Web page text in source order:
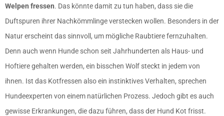
Welpen fressen. Das könnte damit zu tun haben, dass sie die
Duftspuren ihrer Nachkömmlinge verstecken wollen. Besonders in der
Natur erscheint das sinnvoll, um mögliche Raubtiere fernzuhalten.
Denn auch wenn Hunde schon seit Jahrhunderten als Haus- und
Hoftiere gehalten werden, ein bisschen Wolf steckt in jedem von
ihnen. Ist das Kotfressen also ein instinktives Verhalten, sprechen
Hundeexperten von einem natürlichen Prozess. Jedoch gibt es auch
gewisse Erkrankungen, die dazu führen, dass der Hund Kot frisst.